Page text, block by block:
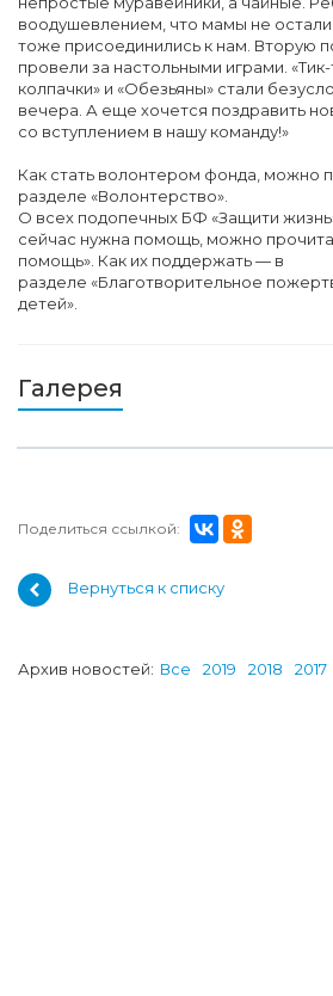
воодушевлением, что мамы не
тоже присоединились к нам. Вторую
провели за настольными играми.
колпачки» и «Обезьяны» стали
вечера. А еще хочется поздравить
со вступлением в нашу команду!»
Как стать волонтером фонда, можно
разделе «Волонтерство».
О всех подопечных БФ «Защити
сейчас нужна помощь, можно
помощь». Как их поддержать — в
разделе «Благотворительное
детей».
Галерея
Поделиться ссылкой:
Вернуться к списку
Архив новостей: Все 2019 2018 2017